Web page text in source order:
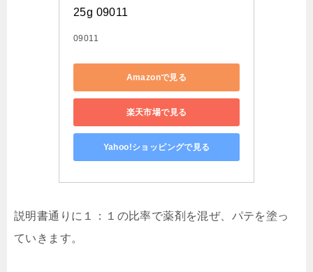
25g 09011
09011
Amazonで見る
楽天市場で見る
Yahoo!ショッピングで見る
説明書通りに１：１の比率で薬剤を混ぜ、パテを塗っ
ていきます。